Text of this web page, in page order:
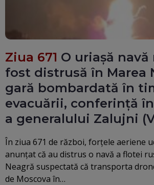
Ziua 671 O uriașă navă
fost distrusă în Marea
gară bombardată în
evacuării, conferință
a generalului Zalujni
În ziua 671 de război, forţele aeriene
anunţat că au distrus o navă a flotei
Neagră suspectată că transporta
de Moscova în…